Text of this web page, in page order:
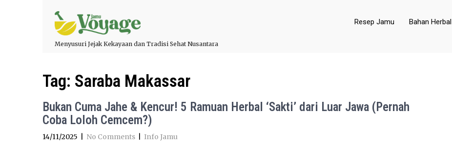
Menyusuri Jejak Kekayaan dan Tradisi Sehat Nusantara
Resep Jamu Bahan Herbal
Tag: Saraba Makassar
Bukan Cuma Jahe & Kencur! 5 Ramuan Herbal ‘Sakti’ dari Luar Jawa (Pernah
Coba Loloh Cemcem?)
14/11/2025 No Comments
Info Jamu